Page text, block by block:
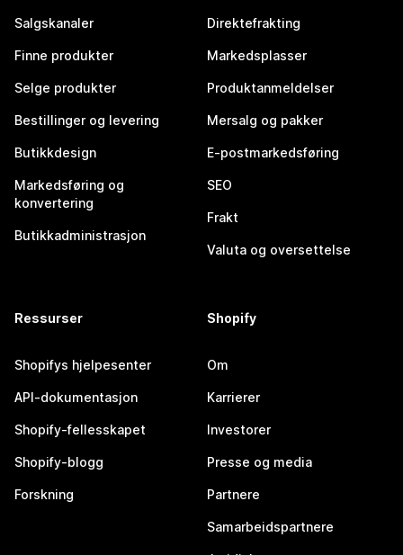
Salgskanaler
Finne produkter
Selge produkter
Bestillinger og levering
Butikkdesign
Markedsføring og
konvertering
Butikkadministrasjon
Direktefrakting
Markedsplasser
Produktanmeldelser
Mersalg og pakker
E-postmarkedsføring
SEO
Frakt
Valuta og oversettelse
Ressurser
Shopifys hjelpesenter
API-dokumentasjon
Shopify-fellesskapet
Shopify-blogg
Forskning
Shopify
Om
Karrierer
Investorer
Presse og media
Partnere
Samarbeidspartnere